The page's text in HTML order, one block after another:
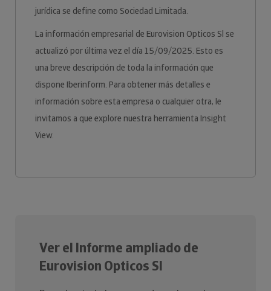
jurídica se define como Sociedad Limitada.
La información empresarial de Eurovision Opticos Sl se
actualizó por última vez el día 15/09/2025. Esto es
una breve descripción de toda la información que
dispone Iberinform. Para obtener más detalles e
información sobre esta empresa o cualquier otra, le
invitamos a que explore nuestra herramienta Insight
View.
Ver el Informe ampliado de
Eurovision Opticos Sl